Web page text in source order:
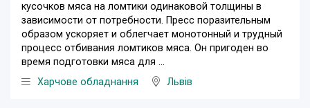
кусочков мяса на ломтики одинаковой толщины в
зависимости от потребности. Пресс поразительным
образом ускоряет и облегчает монотонный и трудный
процесс отбивания ломтиков мяса. Он пригоден во
время подготовки мяса для ...
Харчове обладнання
Львів